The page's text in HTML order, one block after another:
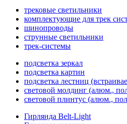
трековые светильники
комплектующие для трек
шинопроводы
струнные светильники
трек-системы
подсветка зеркал
подсветка картин
подсветка лестниц
световой молдинг (алюм.,
световой плинтус (алюм.,
Гирлянда Belt-Light